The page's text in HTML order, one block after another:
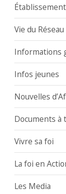
Vie du
Informations
Infos jeunes
Nouvelles
Documents à
Vivre sa foi
La foi en
Les Media